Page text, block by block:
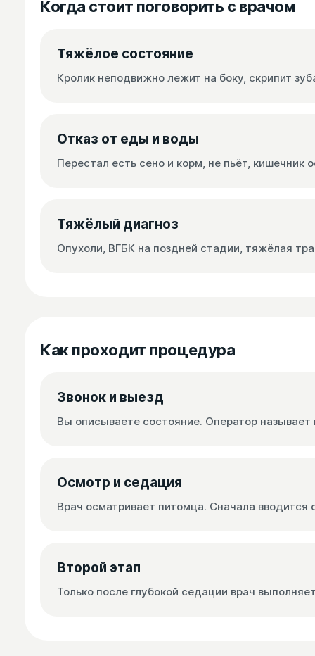
Когда стоит поговорить с врачом
Тяжёлое состояние
Кролик неподвижно лежит на боку, скрипит
Отказ от еды и воды
Перестал есть сено и корм, не пьёт, кишечник
Тяжёлый диагноз
Опухоли, ВГБК на поздней стадии, тяжёлая
Как проходит процедура
Звонок и выезд
Вы описываете состояние. Оператор
Осмотр и седация
Врач осматривает питомца. Сначала
Второй этап
Только после глубокой седации врач